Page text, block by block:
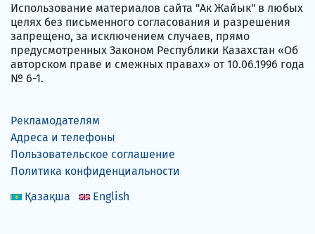
Использование материалов сайта "Ак Жайык" в любых
целях без письменного согласования и разрешения
запрещено, за исключением случаев, прямо
предусмотренных Законом Республики Казахстан «Об
авторском праве и смежных правах» от 10.06.1996 года
№ 6-1.
Рекламодателям
Адреса и телефоны
Пользовательское соглашение
Политика конфиденциальности
Қазақша
English